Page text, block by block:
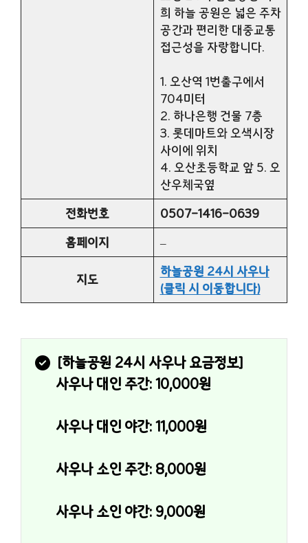
희 하늘 공원은 넓은 주차
공간과 편리한 대중교통
접근성을 자랑합니다.
1. 오산역 1번출구에서
704미터
2. 하나은행 건물 7층
3. 롯데마트와 오색시장
사이에 위치
4. 오산초등학교 앞 5. 오
산우체국옆
전화번호
0507-1416-0639
홈페이지
–
지도
하늘공원 24시 사우나
(클릭 시 이동합니다)
[하늘공원 24시 사우나 요금정보]
사우나 대인 주간: 10,000원
사우나 대인 야간: 11,000원
사우나 소인 주간: 8,000원
사우나 소인 야간: 9,000원